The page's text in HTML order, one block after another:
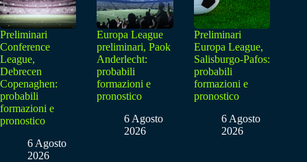
Preliminari
Conference
League,
Debrecen
Copenaghen:
probabili
formazioni e
pronostico
6 Agosto
2026
Europa League
preliminari, Paok
Anderlecht:
probabili
formazioni e
pronostico
6 Agosto
2026
Preliminari
Europa League,
Salisburgo-Pafos:
probabili
formazioni e
pronostico
6 Agosto
2026